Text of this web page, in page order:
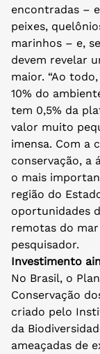
encontradas –
peixes,
marinhos – e,
devem revelar
maior. “Ao
10% do
tem 0,5% da
valor muito
imensa. Com a
conservação, a
o mais
região do
oportunidades
remotas do mar
pesquisador.
Investimento
No Brasil, o
Conservação
criado pelo
da
ameaçadas de